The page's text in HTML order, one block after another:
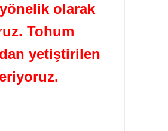
olarak
Tohum
yetiştirilen